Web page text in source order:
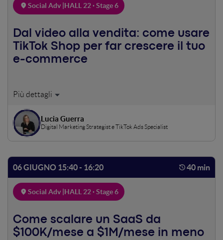
Social Adv | HALL 22 · Stage 6
Dal video alla vendita: come usare
TikTok Shop per far crescere il tuo
e-commerce
TikTok non è più solo intrattenimento: è il motore delle
mostrerò strategie pratiche per aprire il tuo TikTok Shop,
generare traffico qualificato con le ads e massimizzare le
conversioni. Pronto a vendere dove si crea il trend?
Lucia Guerra
Digital Marketing Strategist e TikTok Ads Specialist
06 GIUGNO 15:40 - 16:20 40 min
Social Adv | HALL 22 · Stage 6
Come scalare un SaaS da
$100K/mese a $1M/mese in meno